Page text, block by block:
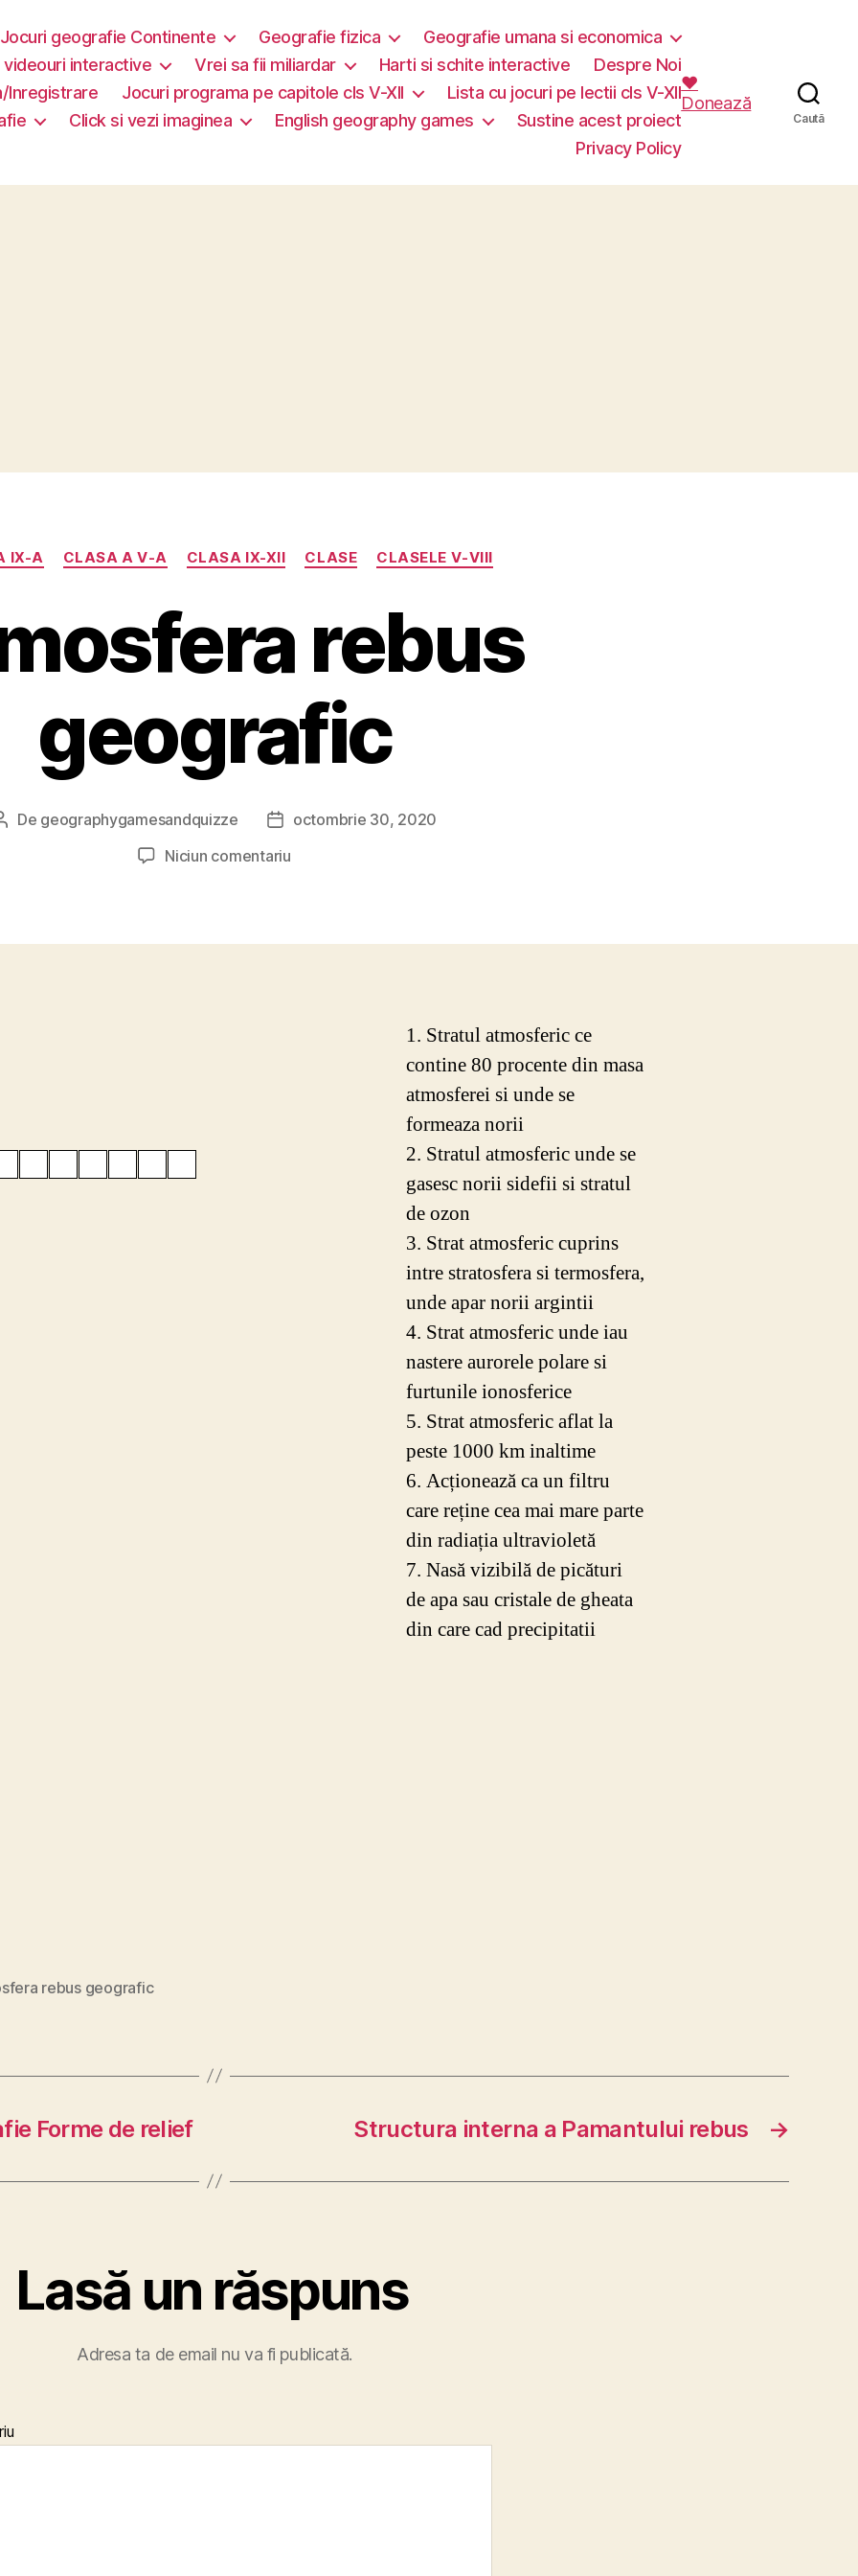
Jocuri geografie Continente Geografie fizica
Geografie umana si economica
interactive
Vrei sa fii miliardar Harti si schite interactive
Despre Noi
Inregistrare
Jocuri programa pe capitole cls V-XII
Lista cu jocuri pe lectii cls V-XII
Click si vezi imaginea English geography games
Sustine acest proiect
Privacy Policy
❤️
Donează
Caută
Categorii
IX-A CLASA A V-A CLASA IX-XII CLASE CLASELE V-VIII
rebus
geografic
De geographygamesandquizze
Datăoctombrie 30, 2020
Niciun comentariula
1. Stratul atmosferic ce
contine 80 procente din masa
atmosferei si unde se
formeaza norii
2. Stratul atmosferic unde se
gasesc norii sidefii si stratul
de ozon
3. Strat atmosferic cuprins
intre stratosfera si termosfera,
unde apar norii argintii
4. Strat atmosferic unde iau
nastere aurorele polare si
furtunile ionosferice
5. Strat atmosferic aflat la
peste 1000 km inaltime
6. Acționează ca un filtru
care reține cea mai mare parte
din radiația ultravioletă
7. Nasă vizibilă de picături
de apa sau cristale de gheata
din care cad precipitatii
rebus geografic
Forme de relief →
Structura interna a Pamantului rebus
Lasă un răspuns
Adresa ta de email nu va fi publicată.